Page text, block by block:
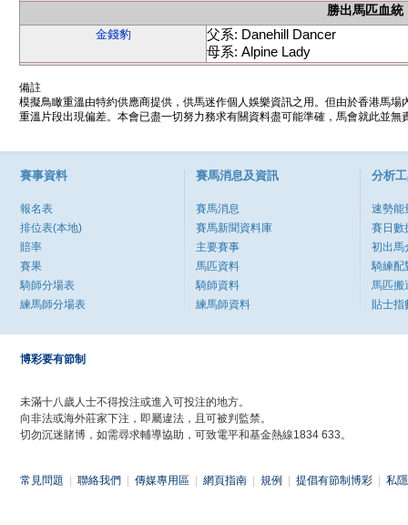
勝出馬匹血統
金錢豹
父系: Danehill Dancer
母系: Alpine Lady
備註
模擬鳥瞰重溫由特約供應商提供，供馬迷作個人娛樂資訊之用。但由於香港馬
重溫片段出現偏差。本會已盡一切努力務求有關資料盡可能準確，馬會就此並
賽事資料
報名表
排位表(本地)
賠率
賽果
騎師分場表
練馬師分場表
賽馬消息及資訊
賽馬消息
賽馬新聞資料庫
主要賽事
馬匹資料
騎師資料
練馬師資料
分析
速勢能
賽日數
初出馬
騎練配
馬匹搬
貼士指
博彩要有節制
未滿十八歲人士不得投注或進入可投注的地方。
向非法或海外莊家下注，即屬違法，且可被判監禁。
切勿沉迷賭博，如需尋求輔導協助，可致電平和基金熱線1834 633。
常見問題 聯絡我們 傳媒專用區 網頁指南 規例 提倡有節制博彩 私